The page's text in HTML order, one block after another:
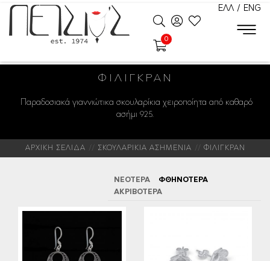
ΕΛΛ / ENG
0
ΦΙΛΙΓΚΡΆΝ
Παραδοσιακά γιαννιώτικα σκουλαρίκια χειροποίητα από καθαρό
ασήμι 925.
ΑΡΧΙΚΗ ΣΕΛΙΔΑ ΣΚΟΥΛΑΡΙΚΙΑ ΑΣΗΜΕΝΙΑ ΦΙΛΙΓΚΡΑΝ
ΝΕΟΤΕΡΑ
ΦΘΗΝΟΤΕΡΑ
ΑΚΡΙΒΟΤΕΡΑ